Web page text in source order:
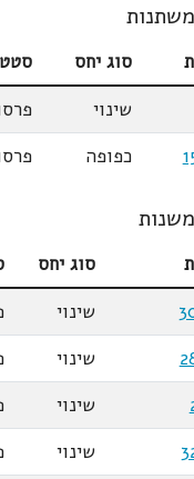
סוג יחס
שינוי
כפופה
סוג יחס
שינוי
שינוי
שינוי
שינוי